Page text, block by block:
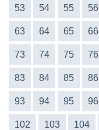
53 54 55 56
63 64 65 66
73 74 75 76
83 84 85 86
93 94 95 96
102 103 104